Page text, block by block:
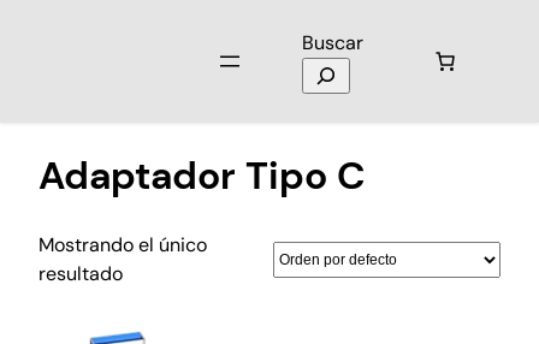
Buscar
Adaptador Tipo C
Mostrando el único
resultado